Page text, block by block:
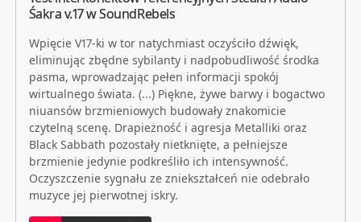
Śakra v.17 w SoundRebels
Wpięcie V17-ki w tor natychmiast oczyściło dźwięk,
eliminując zbędne sybilanty i nadpobudliwość środka
pasma, wprowadzając pełen informacji spokój
wirtualnego świata. (...) Piękne, żywe barwy i bogactwo
niuansów brzmieniowych budowały znakomicie
czytelną scenę. Drapieżność i agresja Metalliki oraz
Black Sabbath pozostały nietknięte, a pełniejsze
brzmienie jedynie podkreśliło ich intensywność.
Oczyszczenie sygnału ze zniekształceń nie odebrało
muzyce jej pierwotnej iskry.